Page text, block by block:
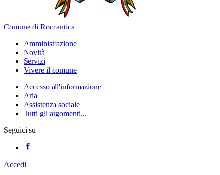
Comune di Roccantica
Amministrazione
Novità
Servizi
Vivere il comune
Accesso all'informazione
Aria
Assistenza sociale
Tutti gli argomenti...
Seguici su
Accedi